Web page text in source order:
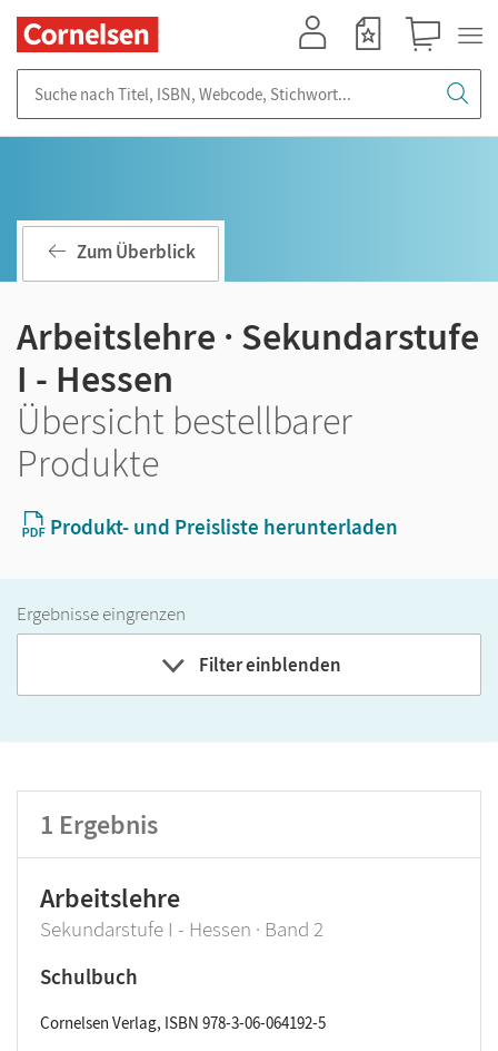
Zum Überblick
Arbeitslehre · Sekundarstufe
I - Hessen
Übersicht bestellbarer
Produkte
Produkt- und Preisliste herunterladen
Ergebnisse eingrenzen
Filter einblenden
Band
Klassenstufe
Produktart
1 Ergebnis
Arbeitslehre
Sekundarstufe I - Hessen · Band 2
Schulbuch
Cornelsen Verlag, ISBN 978-3-06-064192-5